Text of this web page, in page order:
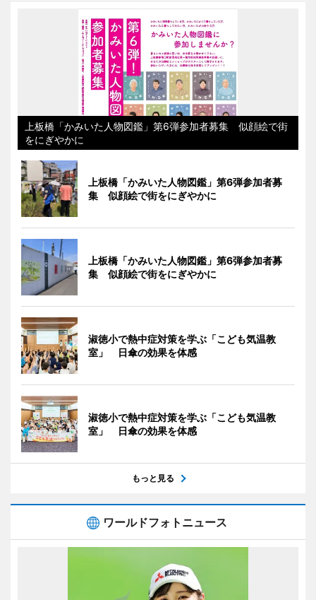
上板橋「かみいた人物図鑑」第6弾参加者募集 似顔絵で街
をにぎやかに
上板橋「かみいた人物図鑑」第6弾参加者募
集 似顔絵で街をにぎやかに
上板橋「かみいた人物図鑑」第6弾参加者募
集 似顔絵で街をにぎやかに
淑徳小で熱中症対策を学ぶ「こども気温教
室」 日傘の効果を体感
淑徳小で熱中症対策を学ぶ「こども気温教
室」 日傘の効果を体感
もっと見る
ワールドフォトニュース